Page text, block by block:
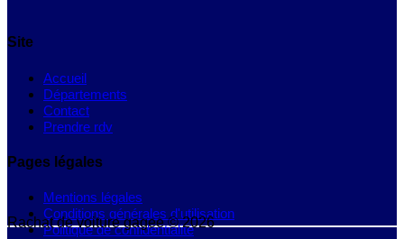
Site
Accueil
Départements
Contact
Prendre rdv
Pages légales
Mentions légales
Conditions générales d'utilisation
Politique de confidentialité
Rachat de voiture gagee © 2026